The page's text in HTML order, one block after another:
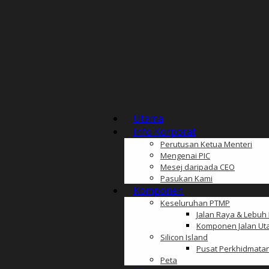
Utama
Info Korporat
Perutusan Ketua Menteri
Mengenai PIC
Mesej daripada CEO
Pasukan Kami
Komponen
Keseluruhan PTMP
Jalan Raya & Lebuh
Komponen Jalan
Silicon Island
Pusat
Peta